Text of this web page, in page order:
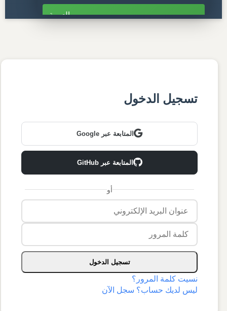
العربية
Italiano
تسجيل الدخول
المتابعة عبر Google
المتابعة عبر GitHub
أو
تسجيل الدخول
نسيت كلمة المرور؟
ليس لديك حساب؟ سجل الآن